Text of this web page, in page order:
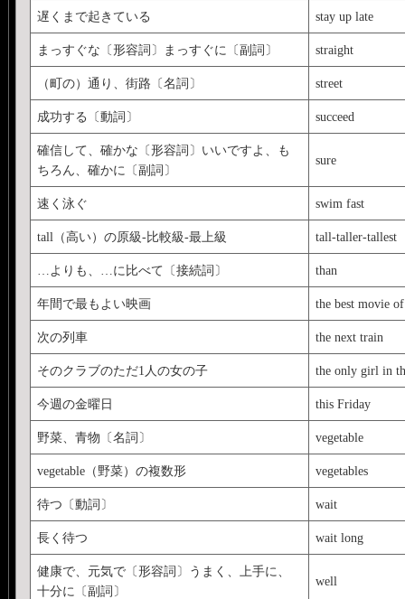
遅くまで起きている stay up late
まっすぐな〔形容詞〕まっすぐに〔副詞〕 straight
（町の）通り、街路〔名詞〕 street
成功する〔動詞〕 succeed
確信して、確かな〔形容詞〕いいですよ、も
ちろん、確かに〔副詞〕
sure
速く泳ぐ swim fast
tall（高い）の原級‐比較級‐最上級 tall-taller-tallest
…よりも、…に比べて〔接続詞〕 than
年間で最もよい映画 the best movie
次の列車 the next train
そのクラブのただ1人の女の子 the only girl in
今週の金曜日 this Friday
野菜、青物〔名詞〕 vegetable
vegetable（野菜）の複数形 vegetables
待つ〔動詞〕 wait
長く待つ wait long
健康で、元気で〔形容詞〕うまく、上手に、
十分に〔副詞〕
well